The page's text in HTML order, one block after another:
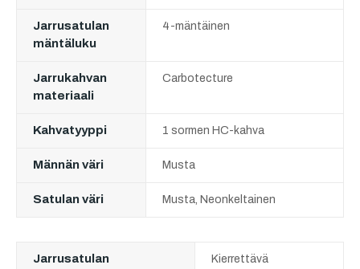
Jarrusatulan
mäntäluku
4-mäntäinen
Jarrukahvan
materiaali
Carbotecture
Kahvatyyppi 1 sormen HC-kahva
Männän väri Musta
Satulan väri Musta, Neonkeltainen
Jarrusatulan
Kierrettävä